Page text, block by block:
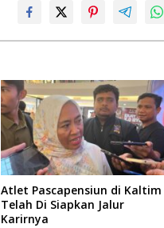
Atlet Pascapensiun di Kaltim
Telah Di Siapkan Jalur
Karirnya